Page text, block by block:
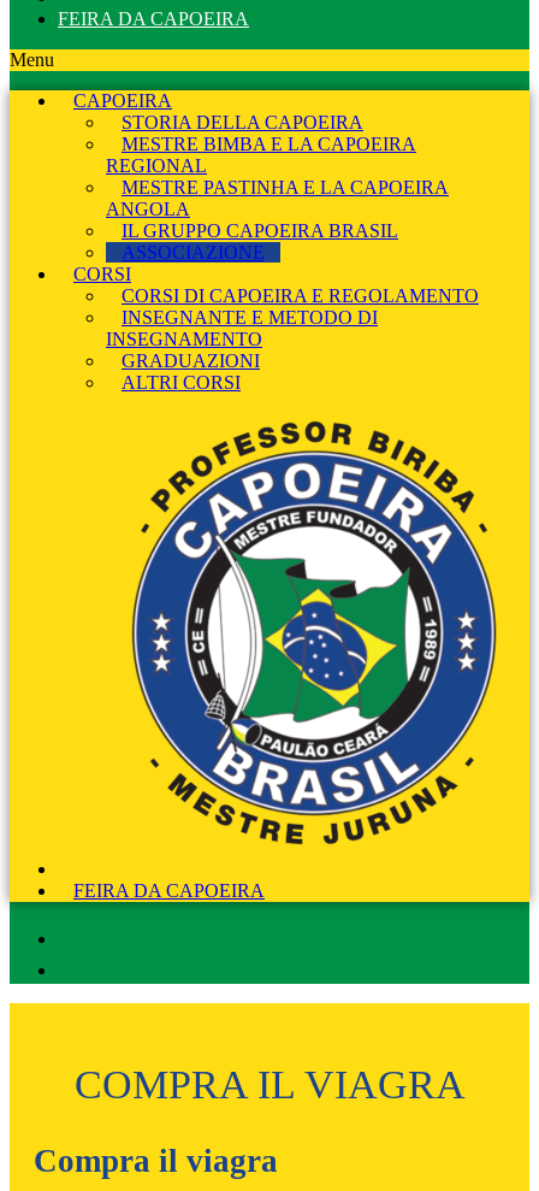
FEIRA DA CAPOEIRA
Menu
CAPOEIRA
STORIA DELLA CAPOEIRA
MESTRE BIMBA E LA CAPOEIRA
REGIONAL
MESTRE PASTINHA E LA CAPOEIRA
ANGOLA
IL GRUPPO CAPOEIRA BRASIL
ASSOCIAZIONE
CORSI
CORSI DI CAPOEIRA E REGOLAMENTO
INSEGNANTE E METODO DI
INSEGNAMENTO
GRADUAZIONI
ALTRI CORSI
FEIRA DA CAPOEIRA
COMPRA IL VIAGRA
Compra il viagra